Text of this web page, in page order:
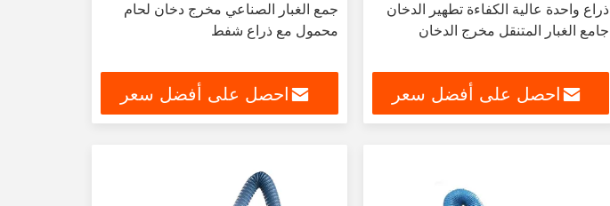
ذراع واحدة عالية الكفاءة تطهير الدخان
جامع الغبار المتنقل مخرج الدخان
احصل على أفضل سعر
جمع الغبار الصناعي مخرج دخان لحام
محمول مع ذراع شفط
احصل على أفضل سعر